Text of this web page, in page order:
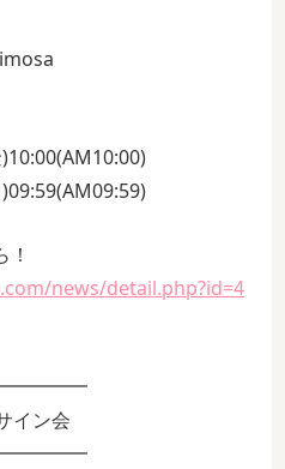
news/detail.php?id=4
イン会